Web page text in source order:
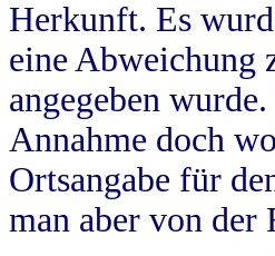
Herkunft. Es
eine Abweichung
angegeben
Annahme doch
Ortsangabe für
man aber von der